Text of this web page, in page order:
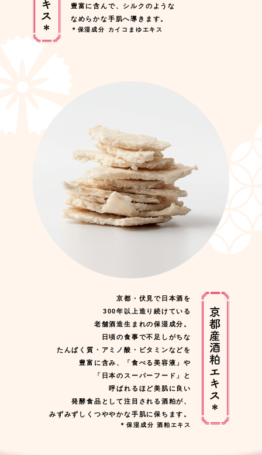
豊富に含んで、シルクのような
なめらかな手肌へ導きます。
＊保湿成分 カイコまゆエキス
京都・伏見で日本酒を
300年以上造り続けている
老舗酒造生まれの保湿成分。
日頃の食事で不足しがちな
たんぱく質・アミノ酸・ビタミンなどを
豊富に含み、「食べる美容液」や
「日本のスーパーフード」と
呼ばれるほど美肌に良い
発酵食品として注目される酒粕が、
みずみずしくつややかな手肌に保ちます。
＊保湿成分 酒粕エキス